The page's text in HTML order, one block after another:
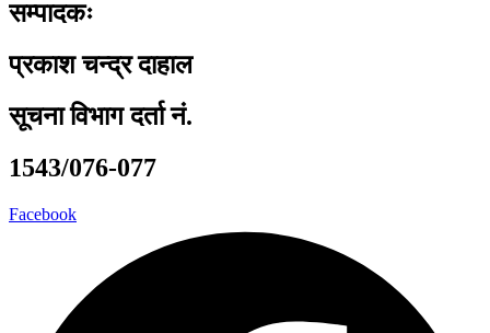
सम्पादकः
प्रकाश चन्द्र दाहाल
सूचना विभाग दर्ता नं.
1543/076-077
Facebook